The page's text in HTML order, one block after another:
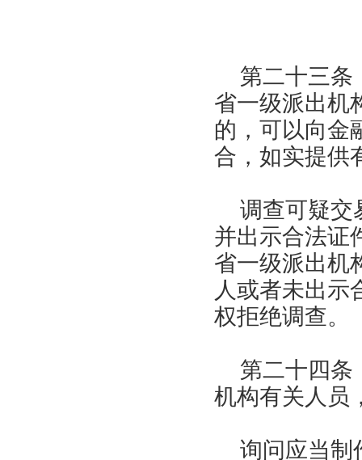
第二十三
省一级派出机
的，可以向金
合，如实提供
调查可疑交
并出示合法证
省一级派出机
人或者未出示
权拒绝调查。
第二十四
机构有关人员
询问应当制